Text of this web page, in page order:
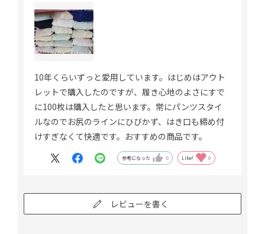
10年くらいずっと愛用しています。はじめはアウト
レットで購入したのですが、履き心地のよさにすで
に100枚は購入したと思います。常にパンツスタイ
ルなのでお尻のラインにひびかず、はき口も締め付
けすぎなくて快適です。おすすめの商品です。
参考になった 0 Like! 0
レビューを書く